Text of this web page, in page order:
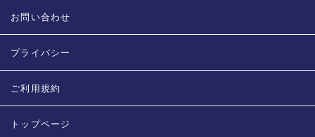
お問い合わせ
プライバシー
ご利用規約
トップページ